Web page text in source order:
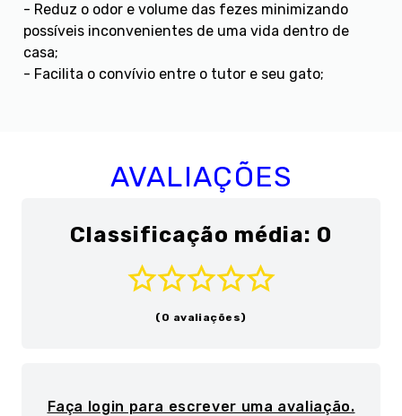
- Reduz o odor e volume das fezes minimizando
possíveis inconvenientes de uma vida dentro de
casa;
- Facilita o convívio entre o tutor e seu gato;
AVALIAÇÕES
Classificação média: 0
(0 avaliações)
Faça login para escrever uma avaliação.